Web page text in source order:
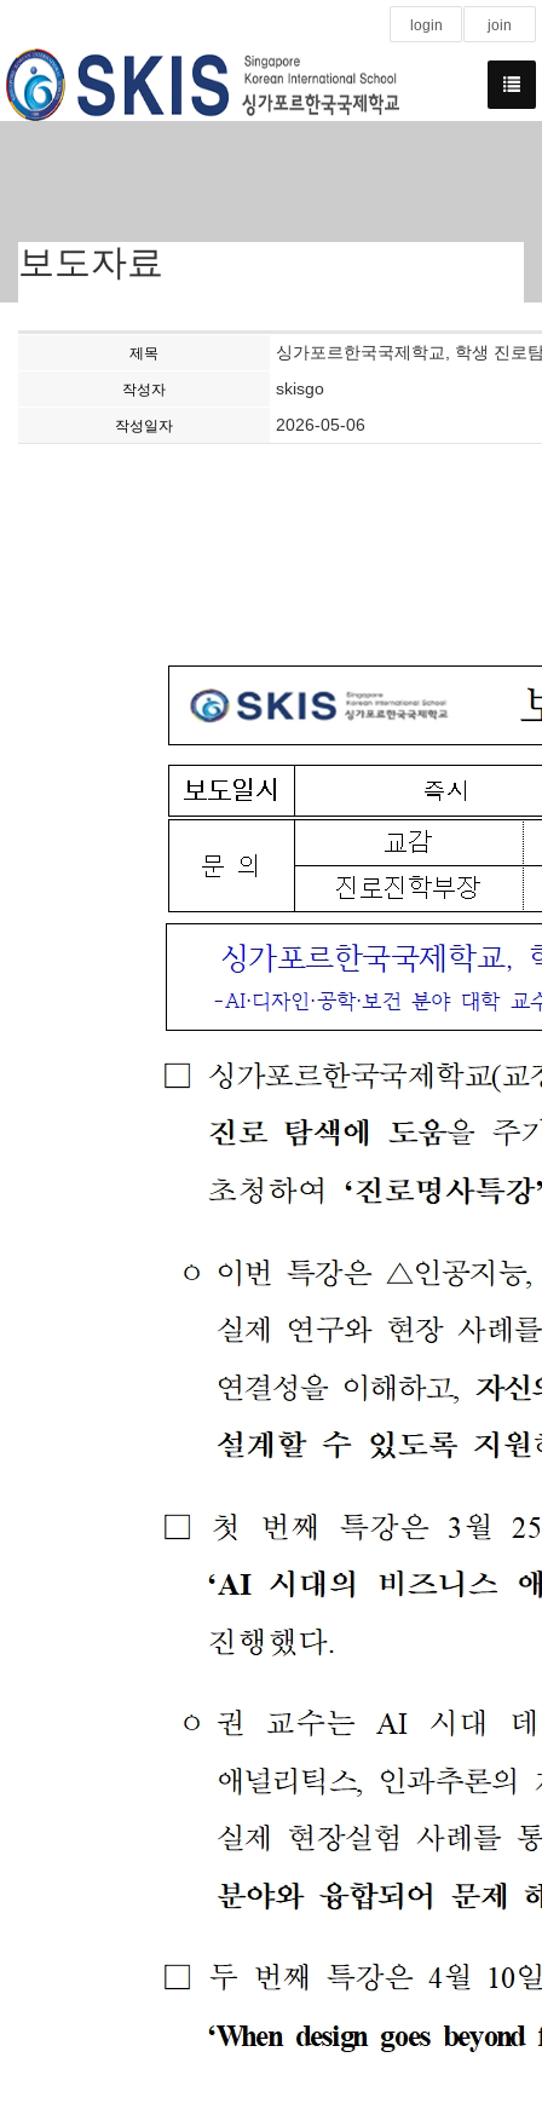
login join
보도자료
제목 싱가포르한국국제학교, 학생 진로
작성자 skisgo
작성일자 2026-05-06